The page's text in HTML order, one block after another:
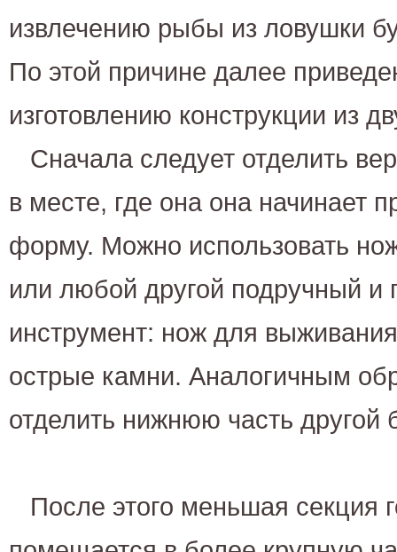
извлечению рыбы из ловушки
По этой причине далее
изготовлению конструкции из
Сначала следует отделить
в месте, где она она начинает
форму. Можно использовать
или любой другой подручный и
инструмент: нож для
острые камни. Аналогичным
отделить нижнюю часть другой
После этого меньшая секция